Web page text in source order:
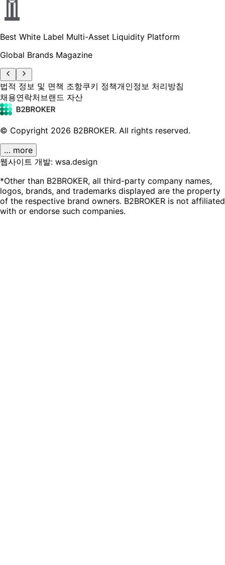
Best White Label Multi-Asset Liquidity Platform
Global Brands Magazine
법적 정보 및 면책 조항쿠키 정책개인정보 처리방침
채용연락처 브랜드 자산
© Copyright 2026 B2BROKER. All rights reserved.
… more
웹사이트 개발: wsa.design
*Other than B2BROKER, all third-party company names,
logos, brands, and trademarks displayed are the property
of the respective brand owners. B2BROKER is not affiliated
with or endorse such companies.